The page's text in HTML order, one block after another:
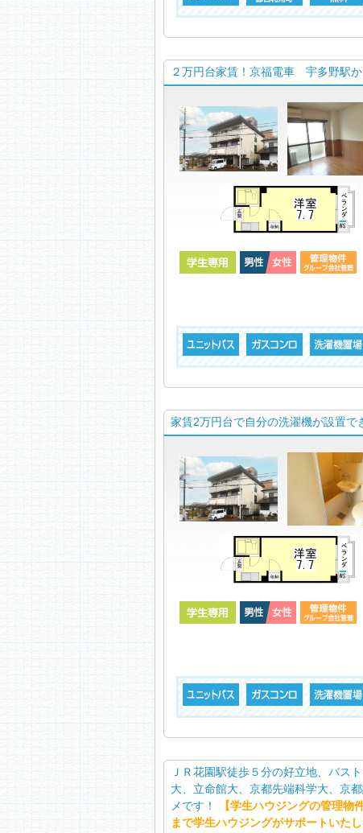
２万円台家賃！京福電車 宇多野駅
家賃2万円台で自分の洗濯機が設置で
ＪＲ花園駅徒歩５分の好立地、バス
大、立命館大、京都先端科学大、京
メです！
【学生ハウジングの管理
まで学生ハウジングがサポートいたし